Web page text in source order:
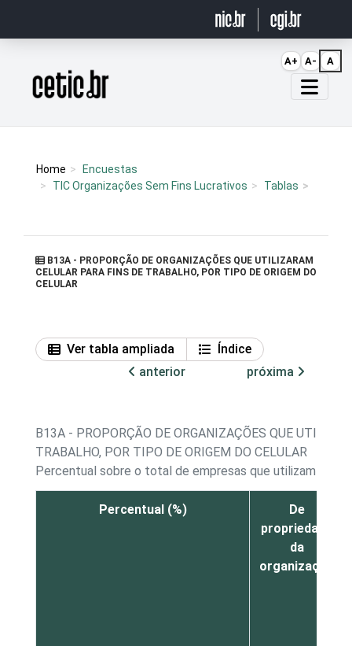
Página inicial
Home
Encuestas
TIC Organizações Sem Fins Lucrativos
Tablas
B13A - PROPORÇÃO DE ORGANIZAÇÕES QUE UTILIZARAM
CELULAR PARA FINS DE TRABALHO, POR TIPO DE ORIGEM DO
CELULAR
Ver tabla ampliada
Índice
anterior
próxima
B13A - PROPORÇÃO DE ORGANIZAÇÕES QUE
TRABALHO, POR TIPO DE ORIGEM DO CELULAR
Percentual sobre o total de empresas que utilizam
Percentual (%)
De
propriedade
da
organização
A+ A- A